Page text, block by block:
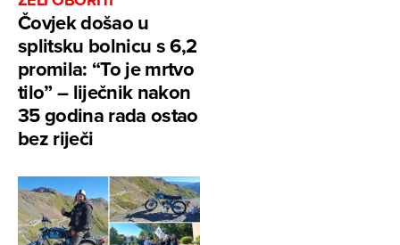
Čovjek došao u
splitsku bolnicu s 6,2
promila: “To je mrtvo
tilo” – liječnik nakon
35 godina rada ostao
bez riječi